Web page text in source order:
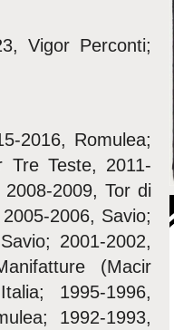
Vigor Perconti;
2016, Romulea;
Tre Teste, 2011-
2009, Tor di
2006, Savio;
2001-2002,
(Macir
1995-1996,
1992-1993,